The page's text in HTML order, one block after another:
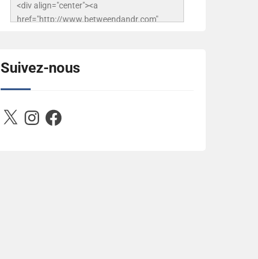
<div align="center"><a
href="http://www.betweendandr.com"
503716673157532-
2788222864243652657-n.jpg"
alt="Between D&R" style="border:none;" />
Suivez-nous
X InstagramFacebook